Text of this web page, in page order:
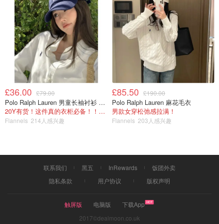
8⃣️ 起锅之前再挤压一下
£36.00 £79.00
Polo Ralph Lauren 男童长袖衬衫 Oxford
20Y有货！这件真的衣柜必备！！@蜜子不爱吃
Flannels 214人感兴趣
£85.50 £190.00
Polo Ralph Lauren 麻花毛衣
男款女穿松弛感拉满！
Flannels 203人感兴趣
联系我们 黑五 InRewards
饭团外卖
隐私条款
用户协议 版权声明
触屏版 电脑版
下载App
2017©dealmoon.co.uk